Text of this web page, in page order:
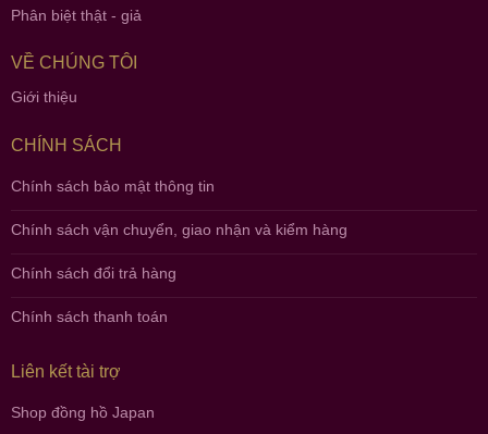
Phân biệt thật - giả
VỀ CHÚNG TÔI
Giới thiệu
CHÍNH SÁCH
Chính sách bảo mật thông tin
Chính sách vận chuyển, giao nhận và kiểm hàng
Chính sách đổi trả hàng
Chính sách thanh toán
Liên kết tài trợ
Shop đồng hồ Japan